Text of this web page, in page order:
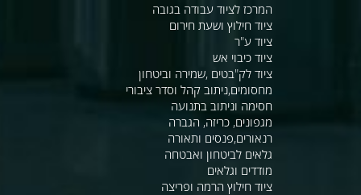
המרכז לציוד עבודה בגובה
ציוד חילוץ ושעת חירום
ציוד ע"ר
ציוד כיבוי אש
ציוד לק"בטים ,שמירה וביטחון
מחסומים,ניתוב קהל וסדר ציבורי
חסימה וניתוב בתנועה
מגפונים, כריזה, הגברה
רנאורים,פנסים ותאורה
גלאים לביטחון ואבטחה
מודדים וגלאים
ציוד חילוץ הרמה ופריצה